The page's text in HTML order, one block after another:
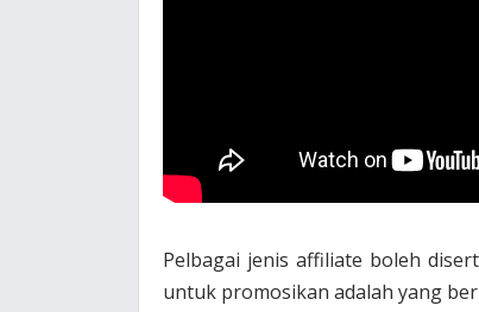
Pelbagai jenis affiliate boleh
untuk promosikan adalah yang